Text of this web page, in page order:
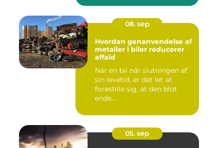
08. sep
Hvordan genanvendelse af
metaller i biler reducerer
affald
Når en bil når slutningen af
sin levetid, er det let at
forestille sig, at den blot
ende...
05. sep